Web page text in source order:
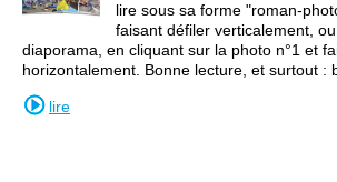
lire sous sa forme "roman-
faisant défiler verticalement,
diaporama, en cliquant sur la photo n°1 et
horizontalement. Bonne lecture, et surtout :
lire